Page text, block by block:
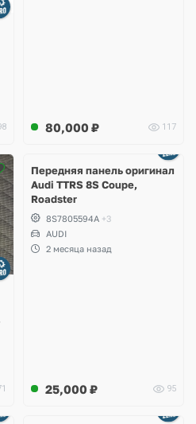
80,000 ₽ 117
Передняя панель оригинал
Audi TTRS 8S Coupe,
Roadster
8S7805594A +3
AUDI
2 месяца назад
25,000 ₽ 95